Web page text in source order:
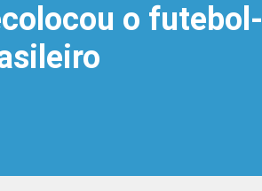
o futebol-